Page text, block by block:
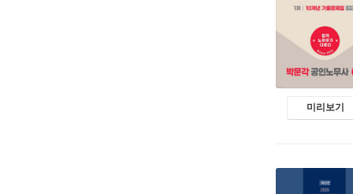
미리보기